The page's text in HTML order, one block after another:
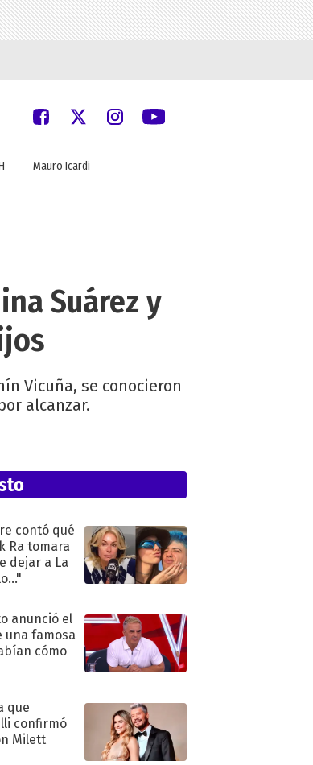
Mauro Icardi
Suárez y
Vicuña, se conocieron
alcanzar.
contó qué
Ra tomara
dejar a La
anunció el
una famosa
cómo
que
confirmó
Milett